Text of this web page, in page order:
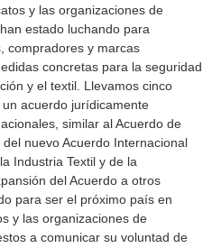
y las organizaciones de
estado luchando para
compradores y marcas
concretas para la seguridad
y el textil. Llevamos cinco
acuerdo jurídicamente
similar al Acuerdo de
nuevo Acuerdo Internacional
Industria Textil y de la
del Acuerdo a otros
para ser el próximo país en
y las organizaciones de
a comunicar su voluntad de